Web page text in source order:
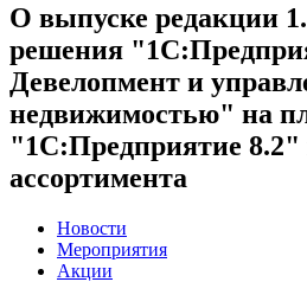
О выпуске редакции
решения
Девелопмент и
недвижимостью" на
"1С:Предприятие
ассортимента
Новости
Мероприятия
Акции